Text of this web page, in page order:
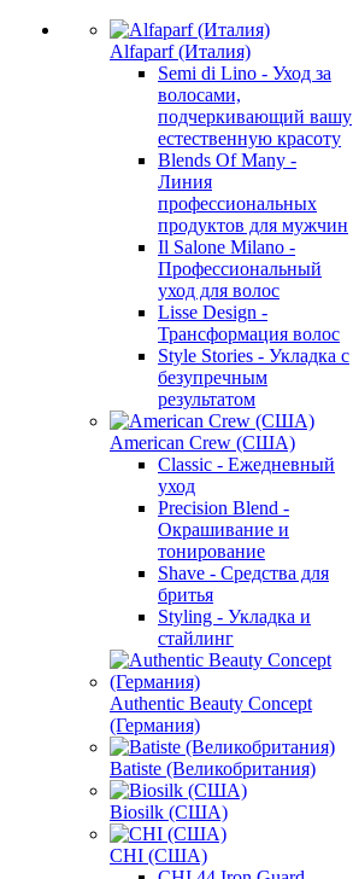
Alfaparf (Италия)
Semi di Lino - Уход за
волосами,
подчеркивающий вашу
естественную красоту
Blends Of Many -
Линия
профессиональных
продуктов для мужчин
Il Salone Milano -
Профессиональный
уход для волос
Lisse Design -
Трансформация волос
Style Stories - Укладка с
безупречным
результатом
American Crew (США)
Classic - Ежедневный
уход
Precision Blend -
Окрашивание и
тонирование
Shave - Средства для
бритья
Styling - Укладка и
стайлинг
Authentic Beauty Concept
(Германия)
Batiste (Великобритания)
Biosilk (США)
CHI (США)